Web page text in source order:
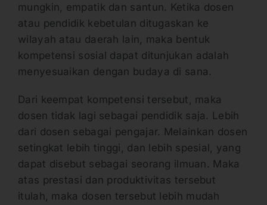
mungkin, empatik dan santun. Ketika dosen
atau pendidik kebetulan ditugaskan ke
wilayah atau daerah lain, maka bentuk
kompetensi sosial dapat ditunjukan adalah
menyesuaikan dengan budaya di sana.
Dari keempat kompetensi tersebut, maka
dosen tidak lagi sebagai pendidik saja. Lebih
dari dosen sebagai pengajar. Melainkan dosen
setingkat lebih tinggi, dan lebih spesial, yang
dapat disebut sebagai seorang ilmuan. Maka
atas prestasi dan produktivitas tersebut
itulah, maka dosen tersebut lebih mudah